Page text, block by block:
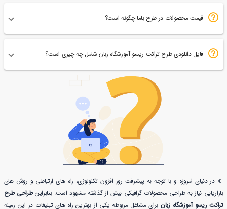
قیمت محصولات در طرح باما چگونه است؟
فایل دانلودی طرح تراکت ریسو آموزشگاه زبان شامل چه چیزی است؟
در دنیای امروزه و با توجه به پیشرفت روز افزون تکنولوژی، راه های ارتباطی و روش های
بازاریابی نیاز به طراحی محصولات گرافیکی بیش از گذشته مشهود است. بنابراینطراحی طرح
تراکت ریسو آموزشگاه زبان برای مشاغل مربوطه یکی از بهترین راه های تبلیغات در این زمینه